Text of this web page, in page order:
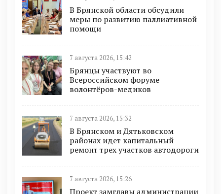
В Брянской области обсудили
меры по развитию паллиативной
помощи
7 августа 2026, 15:42
Брянцы участвуют во
Всероссийском форуме
волонтёров-медиков
7 августа 2026, 15:32
В Брянском и Дятьковском
районах идет капитальный
ремонт трех участков автодороги
7 августа 2026, 15:26
Проект замглавы администрации